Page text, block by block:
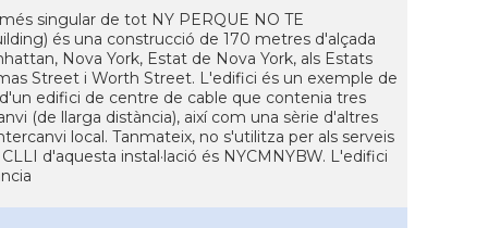
singular de tot NY PERQUE NO TE
és una construcció de 170 metres d'alçada
Nova York, Estat de Nova York, als Estats
Street i Worth Street. L'edifici és un exemple de
edifici de centre de cable que contenia tres
(de llarga distància), així com una sèrie d'altres
local. Tanmateix, no s'utilitza per als serveis
d'aquesta instal·lació és NYCMNYBW. L'edifici